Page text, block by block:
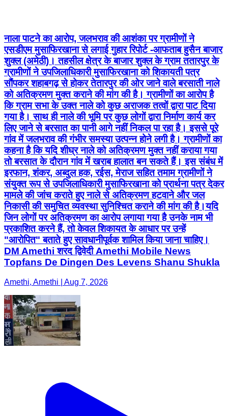
नाला पाटने का आरोप, जलभराव की आशंका पर ग्रामीणों ने
एसडीएम मुसाफिरखाना से लगाई गुहार रिपोर्ट -आफताब हुसैन बाजार
शुक्ल (अमेठी)। तहसील क्षेत्र के बाजार शुक्ल के ग्राम ततारपुर के
ग्रामीणों ने उपजिलाधिकारी मुसाफिरखाना को शिकायती पत्र
सौंपकर शहाबगढ़ से होकर तेतारपुर की ओर जाने वाले बरसाती नाले
को अतिक्रमण मुक्त कराने की मांग की है। ग्रामीणों का आरोप है
कि ग्राम सभा के उक्त नाले को कुछ अराजक तत्वों द्वारा पाट दिया
गया है। साथ ही नाले की भूमि पर कुछ लोगों द्वारा निर्माण कार्य कर
लिए जाने से बरसात का पानी आगे नहीं निकल पा रहा है। इससे पूरे
गांव में जलभराव की गंभीर समस्या उत्पन्न होने लगी है। ग्रामीणों का
कहना है कि यदि शीघ्र नाले को अतिक्रमण मुक्त नहीं कराया गया
तो बरसात के दौरान गांव में खराब हालात बन सकते हैं। इस संबंध में
इरफान, शंकर, अब्दुल हक, रईस, मेराज सहित तमाम ग्रामीणों ने
संयुक्त रूप से उपजिलाधिकारी मुसाफिरखाना को प्रार्थना पत्र देकर
मामले की जांच कराते हुए नाले से अतिक्रमण हटवाने और जल
निकासी की समुचित व्यवस्था सुनिश्चित कराने की मांग की है।यदि
जिन लोगों पर अतिक्रमण का आरोप लगाया गया है उनके नाम भी
प्रकाशित करने हैं, तो केवल शिकायत के आधार पर उन्हें
"आरोपित" बताते हुए सावधानीपूर्वक शामिल किया जाना चाहिए।
DM Amethi शरद द्विवेदी Amethi Mobile News
Topfans De Dingen Des Levens Shanu Shukla
Amethi, Amethi | Aug 7, 2026